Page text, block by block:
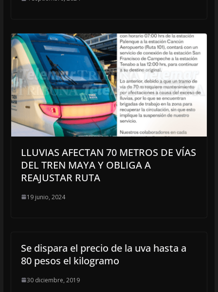
LLUVIAS AFECTAN 70 METROS DE VÍAS
DEL TREN MAYA Y OBLIGA A
REAJUSTAR RUTA
19 junio, 2024
Se dispara el precio de la uva hasta a
80 pesos el kilogramo
30 diciembre, 2019